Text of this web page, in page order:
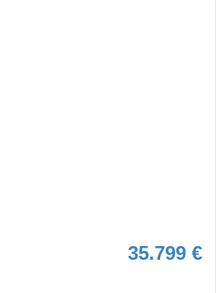
35.799 €